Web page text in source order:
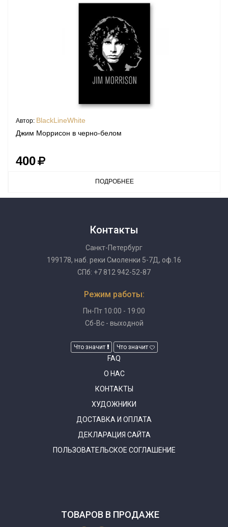
Автор: BlackLineWhite
Джим Моррисон в черно-белом
400
ПОДРОБНЕЕ
Контакты
Санкт-Петербург
199178, наб. реки Смоленки 5-7Д, оф.16
СПб: +7 812 942-52-87
Режим работы:
Пн-Пт 10:00 - 19:00
Сб-Вс - выходной
Что значит Что значит
FAQ
О НАС
КОНТАКТЫ
ХУДОЖНИКИ
ДОСТАВКА И ОПЛАТА
ДЕКЛАРАЦИЯ САЙТА
ПОЛЬЗОВАТЕЛЬСКОЕ СОГЛАШЕНИЕ
ТОВАРОВ В ПРОДАЖЕ